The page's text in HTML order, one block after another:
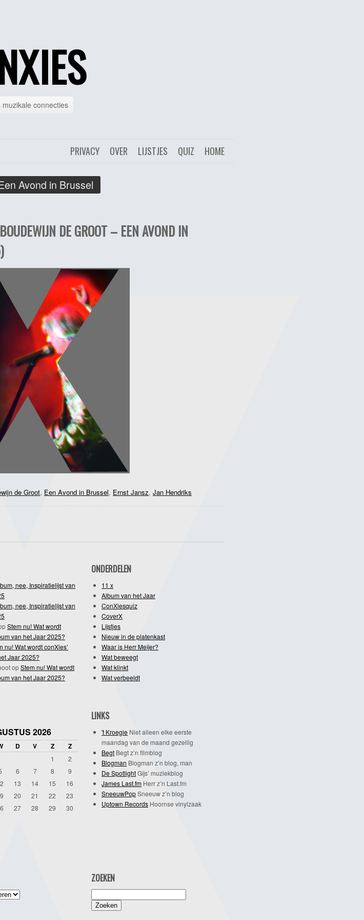
muzikale connecties
HOME
QUIZ
LIJSTJES
OVER
PRIVACY
Avond in Brussel
DE GROOT – EEN AVOND IN
de Groot, Een Avond in Brussel, Ernst Jansz, Jan Hendriks
nee, Inspiratielijst van
nee, Inspiratielijst van
Stem nu! Wat wordt
van het Jaar 2025?
nu! Wat wordt conXies’
Jaar 2025?
opStem nu! Wat wordt
van het Jaar 2025?
ONDERDELEN
11 x
Album van het Jaar
ConXiesquiz
CoverX
Lijstjes
Nieuw in de platenkast
Waar is Herr Meijer?
Wat beweegt
Wat klinkt
Wat verbeeldt
2026
D V Z Z
1
2
6 7 8
9
13 14 15
16
20 21 22
23
27 28 29
30
LINKS
't Kroegie Niet alleen elke eerste
maandag van de maand gezellig
Begt Begt z’n filmblog
Blogman Blogman z’n blog, man
De SpotlightGijs’ muziekblog
James Last.fm Herr z’n Last.fm
SneeuwPopSneeuw z’n blog
Uptown Records Hoornse vinylzaak
ZOEKEN
naar: